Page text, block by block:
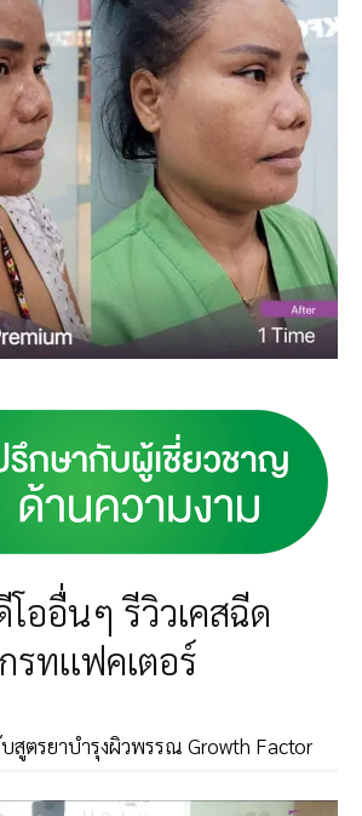
ออื่นๆ รีวิวเคสฉีด
รทเเฟคเตอร์
สูตรยาบำรุงผิวพรรณ Growth Factor